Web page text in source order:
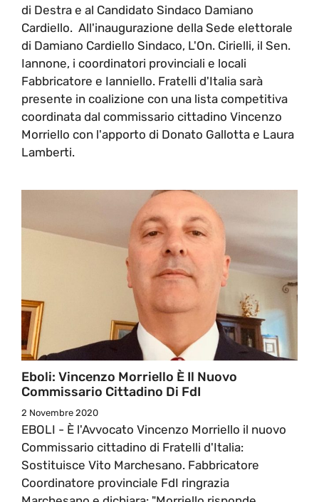
di Destra e al Candidato Sindaco Damiano
Cardiello. All'inaugurazione della Sede elettorale
di Damiano Cardiello Sindaco, L'On. Cirielli, il Sen.
Iannone, i coordinatori provinciali e locali
Fabbricatore e Ianniello. Fratelli d'Italia sarà
presente in coalizione con una lista competitiva
coordinata dal commissario cittadino Vincenzo
Morriello con l'apporto di Donato Gallotta e Laura
Lamberti.
Eboli: Vincenzo Morriello È Il Nuovo
Commissario Cittadino Di FdI
2 Novembre 2020
EBOLI - È l'Avvocato Vincenzo Morriello il nuovo
Commissario cittadino di Fratelli d'Italia:
Sostituisce Vito Marchesano. Fabbricatore
Coordinatore provinciale FdI ringrazia